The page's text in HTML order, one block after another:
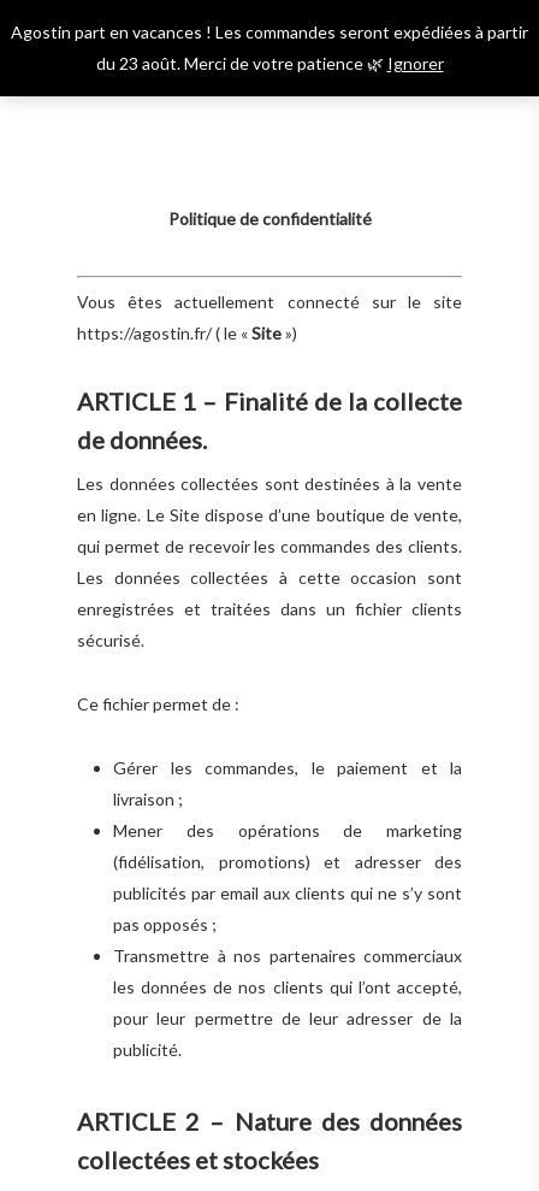
Agostin part en vacances ! Les commandes seront expédiées à partir
du 23 août. Merci de votre patience 🌿 Ignorer
to
account Menu
Politique de confidentialité
Vous êtes actuellement connecté sur le site
https://agostin.fr/ ( le «Site»)
ARTICLE 1 – Finalité de la collecte
de données.
Les données collectées sont destinées à la vente
en ligne. Le Site dispose d’une boutique de vente,
qui permet de recevoir les commandes des clients.
Les données collectées à cette occasion sont
enregistrées et traitées dans un fichier clients
sécurisé.
Ce fichier permet de :
Gérer les commandes, le paiement et la
livraison ;
Mener des opérations de marketing
(fidélisation, promotions) et adresser des
publicités par email aux clients qui ne s’y sont
pas opposés ;
Transmettre à nos partenaires commerciaux
les données de nos clients qui l’ont accepté,
pour leur permettre de leur adresser de la
publicité.
ARTICLE 2 – Nature des données
collectées et stockées